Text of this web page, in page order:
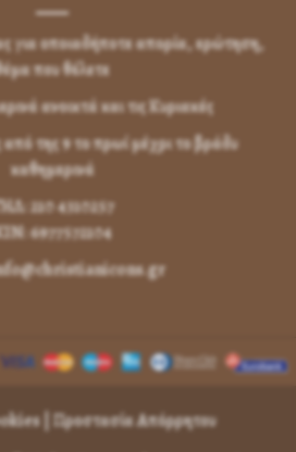
για οποιαδήποτε απορία, ερώτηση,
που θέλετε
ανοικτά και τις Κυριακές
της 9 το πρωί μέχρι το βράδυ
καθημερινά
210 4310257
6977572104
Προστασία Απόρρητου